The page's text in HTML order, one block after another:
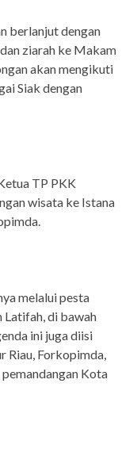
berlanjut dengan
ziarah ke Makam
akan mengikuti
Siak dengan
TP PKK
wisata ke Istana
melalui pesta
Latifah, di bawah
ini juga diisi
Riau, Forkopimda,
Kota